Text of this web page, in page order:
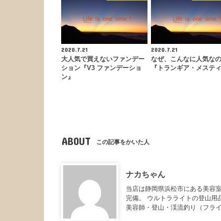
2020.7.21
大人気で買えないファンデー
ション『V3 ファンデーショ
ン』
2020.7.21
なぜ、こんなに人気な
『トランギア・メステ
ABOUT この記事をかいた人
ナカちゃん
当店は静岡県浜松市にある美容
完備。 ウルトラライトの登山用
美容師・登山・渓流釣り（フラ